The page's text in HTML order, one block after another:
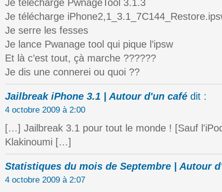
Je télécharge PwnageTool 3.1.3
Je télécharge
Je serre les fesses
Je lance Pwanage tool qui pique l’ipsw
Et là c’est tout, çà marche ??????
Je dis une connerei ou quoi ??
Jailbreak iPhone 3.1 | Autour d'un café dit :
4 octobre 2009 à 2:00
[…] Jailbreak 3.1 pour tout le monde ! [Sauf
Klakinoumi […]
Statistiques du mois de Septembre | Autour
4 octobre 2009 à 2:07